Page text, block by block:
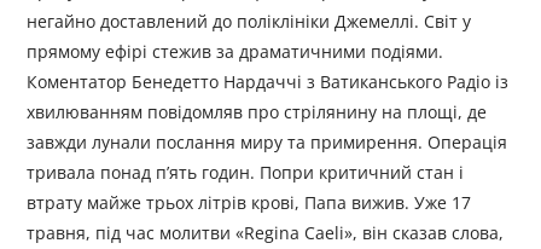
негайно доставлений до поліклініки Джемеллі. Світ у
прямому ефірі стежив за драматичними подіями.
Коментатор Бенедетто Нардаччі з Ватиканського Радіо із
хвилюванням повідомляв про стрілянину на площі, де
завжди лунали послання миру та примирення. Операція
тривала понад п’ять годин. Попри критичний стан і
втрату майже трьох літрів крові, Папа вижив. Уже 17
травня, під час молитви «Regina Caeli», він сказав слова,